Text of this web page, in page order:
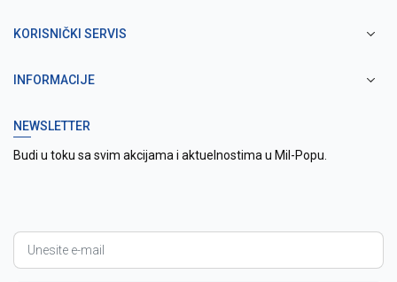
KORISNIČKI SERVIS
INFORMACIJE
NEWSLETTER
Budi u toku sa svim akcijama i aktuelnostima u Mil-Popu.